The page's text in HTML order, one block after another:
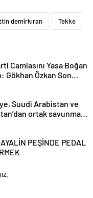
demirkıran Tekke
Camiasını Yasa Boğan
Gökhan Özkan Son
Uğurlandı
Suudi Arabistan ve
ortak savunma
PEŞİNDE PEDAL